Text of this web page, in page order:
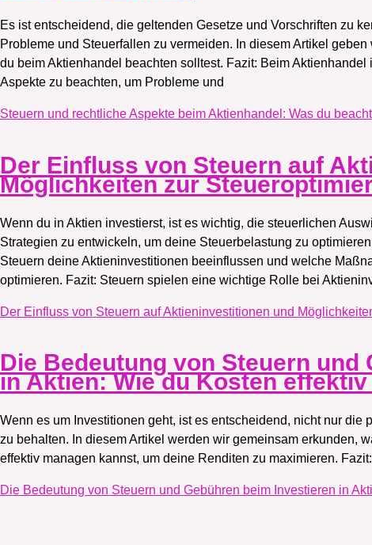
Es ist entscheidend, die geltenden Gesetze und Vorschriften zu
Probleme und Steuerfallen zu vermeiden. In diesem Artikel
du beim Aktienhandel beachten solltest. Fazit: Beim
Aspekte zu beachten, um Probleme und
Steuern und rechtliche Aspekte beim Aktienhandel: Was du
Der Einfluss von Steuern auf
Möglichkeiten zur
Wenn du in Aktien investierst, ist es wichtig, die steuerlichen
Strategien zu entwickeln, um deine Steuerbelastung zu
Steuern deine Aktieninvestitionen beeinflussen und welche
optimieren. Fazit: Steuern spielen eine wichtige Rolle bei
Der Einfluss von Steuern auf Aktieninvestitionen und
Die Bedeutung von Steuern und
in Aktien: Wie du Kosten
Wenn es um Investitionen geht, ist es entscheidend, nicht nur
zu behalten. In diesem Artikel werden wir gemeinsam erkunden,
effektiv managen kannst, um deine Renditen zu maximieren.
Die Bedeutung von Steuern und Gebühren beim Investieren in